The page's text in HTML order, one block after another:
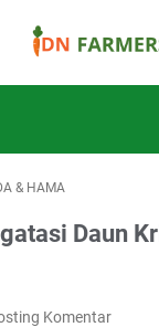
& HAMA
Daun
Komentar